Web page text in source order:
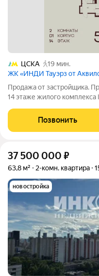
ЦСКА
19 мин.
ЖК «ИНДИ Тауэрз от
Продажа от застройщика.
14 этаже жилого комплекса
районе Москвы, на улице
гектаров парков для
Позвонить
37 500 000 ₽
63,8 м² 2-комн. квартира
новостройка